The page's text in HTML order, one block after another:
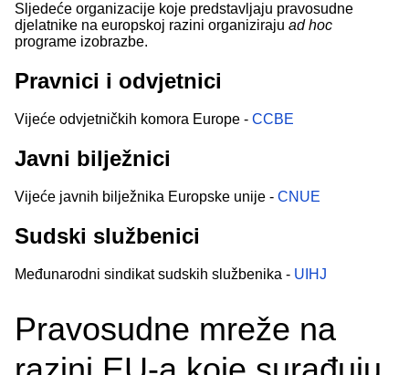
Sljedeće organizacije koje predstavljaju pravosudne
djelatnike na europskoj razini organiziraju ad hoc
programe izobrazbe.
Pravnici i odvjetnici
Vijeće odvjetničkih komora Europe - CCBE
Javni bilježnici
Vijeće javnih bilježnika Europske unije - CNUE
Sudski službenici
Međunarodni sindikat sudskih službenika - UIHJ
Pravosudne mreže na